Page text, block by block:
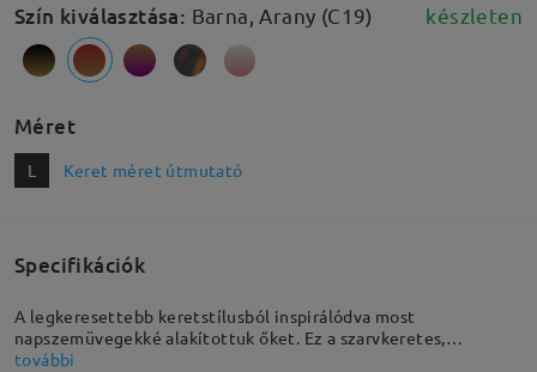
Szín kiválasztása: Barna, Arany (C19) készleten
Méret
L Keret méret útmutató
Specifikációk
A legkeresettebb keretstílusból inspirálódva most
napszemüvegekké alakítottuk őket. Ez a szarvkeretes,
túlméretezett keret minden évszakban elengedhetetlen
további